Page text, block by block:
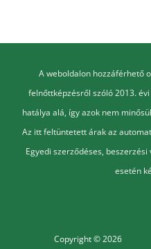
A weboldalon hozzáférhető
felnőttképzésről szóló 2013. évi
hatálya alá, így azok nem
Az itt feltüntetett árak az
Egyedi szerződéses,
esetén
Copyright © 2026